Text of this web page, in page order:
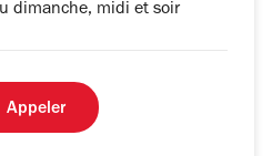
dimanche, midi et soir
Appeler